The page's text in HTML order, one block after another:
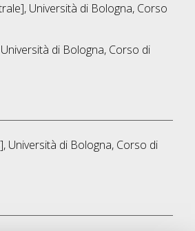
Università di Bologna, Corso
di Bologna, Corso di
Università di Bologna, Corso di